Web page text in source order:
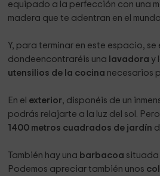
equipado a la perfección con una
madera que te adentran en el
Y, para terminar en este espacio, se
dondeencontraréis una lavadora y
utensilios de la cocina necesarios
En el exterior, disponéis de un
podrás relajarte a la luz del sol.
1400 metros cuadrados de jardín
También hay una barbacoa situada
Podemos apreciar también unos